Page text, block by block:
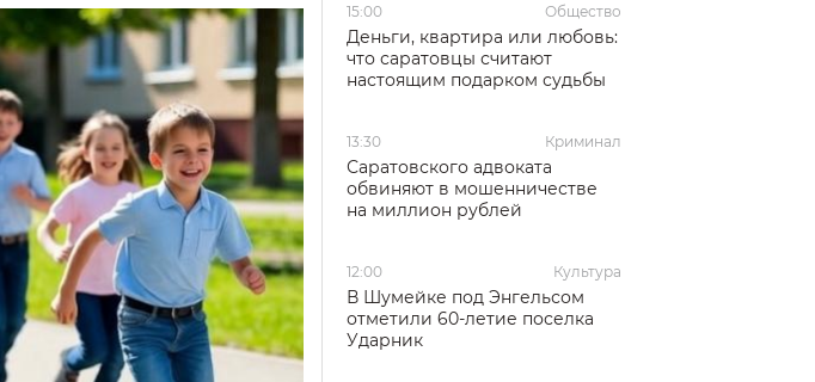
15:00 Общество
Деньги, квартира или любовь:
что саратовцы считают
настоящим подарком судьбы
13:30 Криминал
Саратовского адвоката
обвиняют в мошенничестве
на миллион рублей
12:00 Культура
В Шумейке под Энгельсом
отметили 60-летие поселка
Ударник